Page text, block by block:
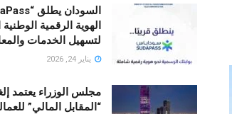
الهوية الرقمية
لتسهيل الخدمات
يناير 24, 2026
مجلس الوزراء يعتمد
“المقابل المالي”